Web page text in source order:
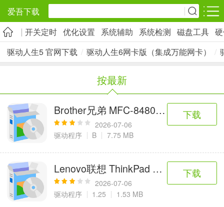
爱吾下载
安卓应用 安卓游戏
旅游出行
社交通讯
2千+款应用
影音播放
实用工具
2万+款应用
金融理财
2百+款应用
网上购物
资讯阅读
1万+款应用
学习办公
3万+款应用
生活服务
2万+款应用
开关定时 优化设置 系统辅助 系统检测 磁盘工具
驱动人生5 官网下载 / 驱动人生6网卡版（集成万能网卡） /
按最新
Brother兄弟 MFC-8480DN多功能一体
2026-07-06
驱动程序
B 7.75 MB
下载
Lenovo联想 ThinkPad SL300/SL400/
2026-07-06
驱动程序
1.25 1.53 MB
下载